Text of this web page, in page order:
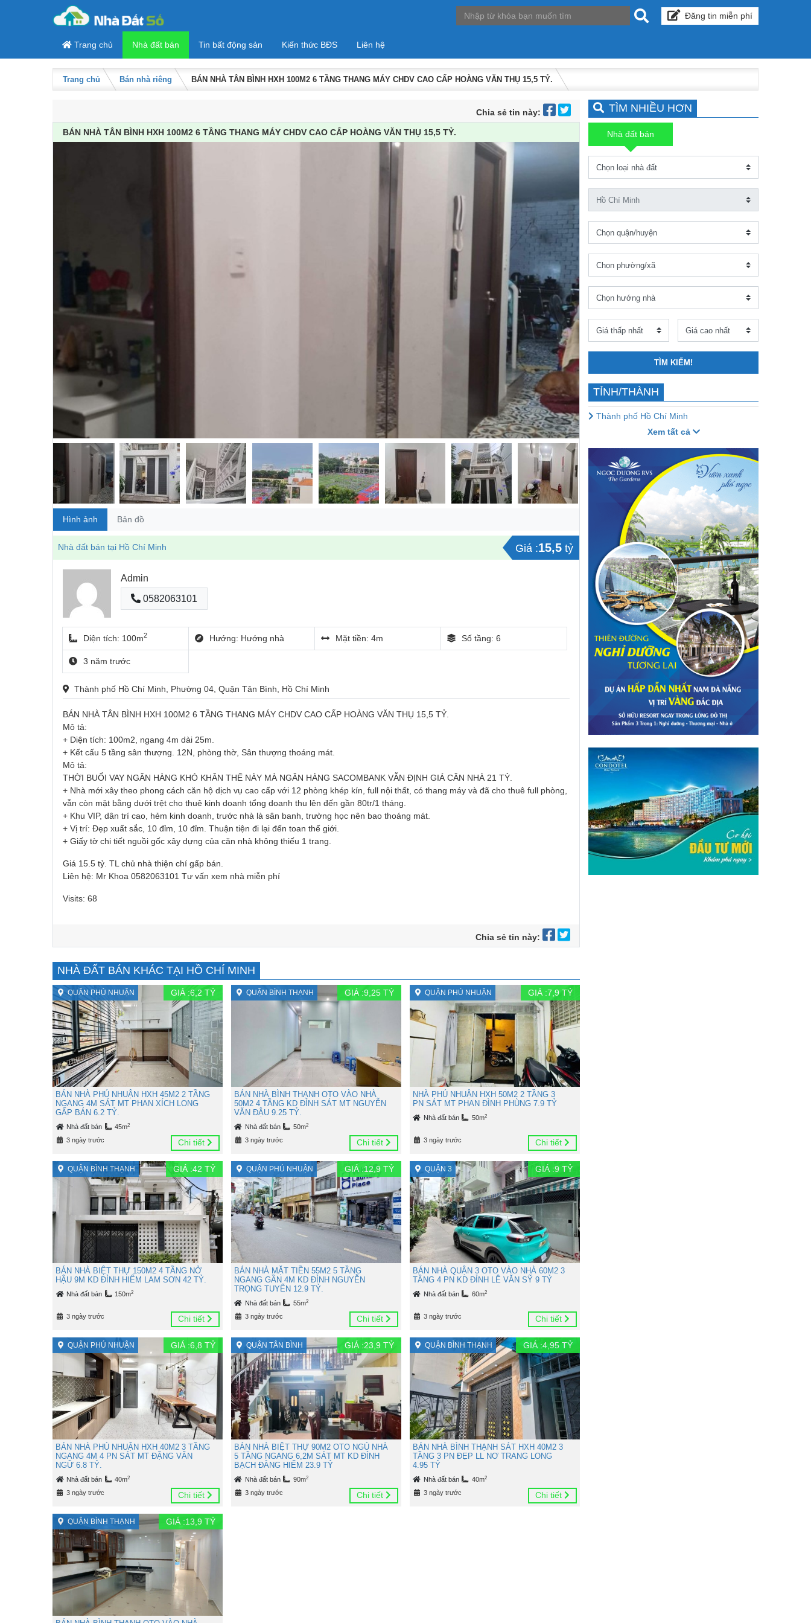
Đăng tin miễn phí
Trang chủ Nhà đất bán Tin bất động sản Kiến thức BĐS Liên hệ
Trang chủ Bán nhà riêng BÁN NHÀ TÂN BÌNH HXH 100M2 6 TẦNG THANG MÁY CHDV CAO CẤP HOÀNG VĂN THỤ 15,5 TỶ.
Chia sẻ tin này:
BÁN NHÀ TÂN BÌNH HXH 100M2 6 TẦNG THANG MÁY CHDV CAO CẤP HOÀNG VĂN THỤ 15,5 TỶ.
Hình ảnh Bản đồ
Nhà đất bán tại Hồ Chí Minh Giá :15,5 tỷ
Admin
0582063101
Diện tích: 100m2 Hướng: Hướng nhà Mặt tiền: 4m Số tầng: 6
3 năm trước
Thành phố Hồ Chí Minh, Phường 04, Quận Tân Bình, Hồ Chí Minh
BÁN NHÀ TÂN BÌNH HXH 100M2 6 TẦNG THANG MÁY CHDV CAO CẤP HOÀNG VĂN THỤ 15,5 TỶ.
Mô tả:
+ Diện tích: 100m2, ngang 4m dài 25m.
+ Kết cấu 5 tầng sân thượng. 12N, phòng thờ, Sân thượng thoáng mát.
Mô tả:
THỜI BUỔI VAY NGÂN HÀNG KHÓ KHĂN THẾ NÀY MÀ NGÂN HÀNG SACOMBANK VẪN ĐỊNH GIÁ CĂN NHÀ 21 TỶ.
+ Nhà mới xây theo phong cách căn hộ dịch vụ cao cấp với 12 phòng khép kín, full nội thất, có thang máy và đã cho thuê full phòng,
vẫn còn mặt bằng dưới trệt cho thuê kinh doanh tổng doanh thu lên đến gần 80tr/1 tháng.
+ Khu VIP, dân trí cao, hẻm kinh doanh, trước nhà là sân banh, trường học nên bao thoáng mát.
+ Vị trí: Đẹp xuất sắc, 10 đỉm, 10 đỉm. Thuận tiện đi lại đến toan thế giới.
+ Giấy tờ chi tiết nguồi gốc xây dựng của căn nhà không thiếu 1 trang.
Giá 15.5 tỷ. TL chủ nhà thiện chí gấp bán.
Liên hệ: Mr Khoa 0582063101 Tư vấn xem nhà miễn phí
Visits: 68
Chia sẻ tin này:
NHÀ ĐẤT BÁN KHÁC TẠI HỒ CHÍ MINH
QUẬN PHÚ NHUẬN GIÁ :6,2 TỶ
BÁN NHÀ PHÚ NHUẬN HXH 45M2 2 TẦNG
NGANG 4M SÁT MT PHAN XÍCH LONG
GẤP BÁN 6.2 TỶ.
Nhà đất bán 45m2
3 ngày trước Chi tiết
QUẬN BÌNH THẠNH GIÁ :9,25TỶ
BÁN NHÀ BÌNH THẠNH OTO VÀO NHÀ
50M2 4 TẦNG KD ĐỈNH SÁT MT NGUYỄN
VĂN ĐẬU 9.25 TỶ.
Nhà đất bán 50m2
3 ngày trước Chi tiết
QUẬN PHÚ NHUẬN GIÁ :7,9TỶ
NHÀ PHÚ NHUẬN HXH 50M2 2 TẦNG 3
PN SÁT MT PHAN ĐÌNH PHÙNG 7.9 TỶ
Nhà đất bán 50m2
3 ngày trước Chi tiết
QUẬN BÌNH THẠNH GIÁ :42 TỶ
BÁN NHÀ BIỆT THỰ 150M2 4 TẦNG NỞ
HẬU 9M KD ĐỈNH HIẾM LAM SƠN 42 TỶ.
Nhà đất bán 150m2
3 ngày trước Chi tiết
QUẬN PHÚ NHUẬN GIÁ :12,9 TỶ
BÁN NHÀ MẶT TIỀN 55M2 5 TẦNG
NGANG GẦN 4M KD ĐỈNH NGUYỄN
TRỌNG TUYỂN 12.9 TỶ.
Nhà đất bán 55m2
3 ngày trước Chi tiết
QUẬN 3 GIÁ :9TỶ
BÁN NHÀ QUẬN 3 OTO VÀO NHÀ 60M2 3
TẦNG 4 PN KD ĐỈNH LÊ VĂN SỸ 9 TỶ
Nhà đất bán 60m2
3 ngày trước Chi tiết
QUẬN PHÚ NHUẬN GIÁ :6,8 TỶ
BÁN NHÀ PHÚ NHUẬN HXH 40M2 3 TẦNG
NGANG 4M 4 PN SÁT MT ĐẶNG VĂN
NGỮ 6.8 TỶ.
Nhà đất bán 40m2
3 ngày trước Chi tiết
QUẬN TÂN BÌNH GIÁ :23,9 TỶ
BÁN NHÀ BIỆT THỰ 90M2 OTO NGỦ NHÀ
5 TẦNG NGANG 6,2M SÁT MT KD ĐỈNH
BẠCH ĐẰNG HIẾM 23.9 TỶ
Nhà đất bán 90m2
3 ngày trước Chi tiết
QUẬN BÌNH THẠNH GIÁ :4,95TỶ
BÁN NHÀ BÌNH THẠNH SÁT HXH 40M2 3
TẦNG 3 PN ĐẸP LL NƠ TRANG LONG
4.95 TỶ
Nhà đất bán 40m2
3 ngày trước Chi tiết
QUẬN BÌNH THẠNH GIÁ :13,9 TỶ
TÌM NHIỀU HƠN
Nhà đất bán
TÌM KIẾM!
TỈNH/THÀNH
Thành phố Hồ Chí Minh
Xem tất cả